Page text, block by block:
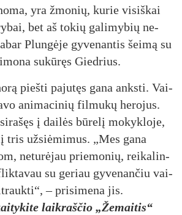
yra žmo­nių, ku­rie vi­siš­kai
bet aš to­kių ga­li­my­bių ne­
Plun­gė­je gy­ve­nan­tis šei­mą su
su­kū­ręs Gied­rius.
pieš­ti pa­ju­tęs ga­na anks­ti. Vai­
ani­ma­ci­nių fil­mu­kų he­ro­jus.
į dai­lės bū­re­lį mo­kyk­lo­je,
tris už­siė­mi­mus. „Mes ga­na
ne­tu­rė­jau prie­mo­nių, rei­ka­lin­
su ge­riau gy­ve­nan­čiu vai­
– pri­si­me­na jis.
laikraščio „Žemaitis“